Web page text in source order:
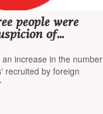
people were
of
increase in the number
recruited by foreign